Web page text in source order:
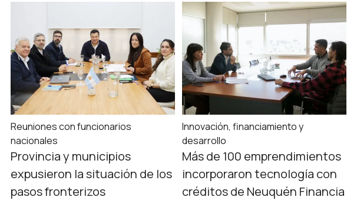
Reuniones con funcionarios
nacionales
Provincia y municipios
expusieron la situación de los
pasos fronterizos
Innovación, financiamiento y
desarrollo
Más de 100 emprendimientos
incorporaron tecnología con
créditos de Neuquén Financia